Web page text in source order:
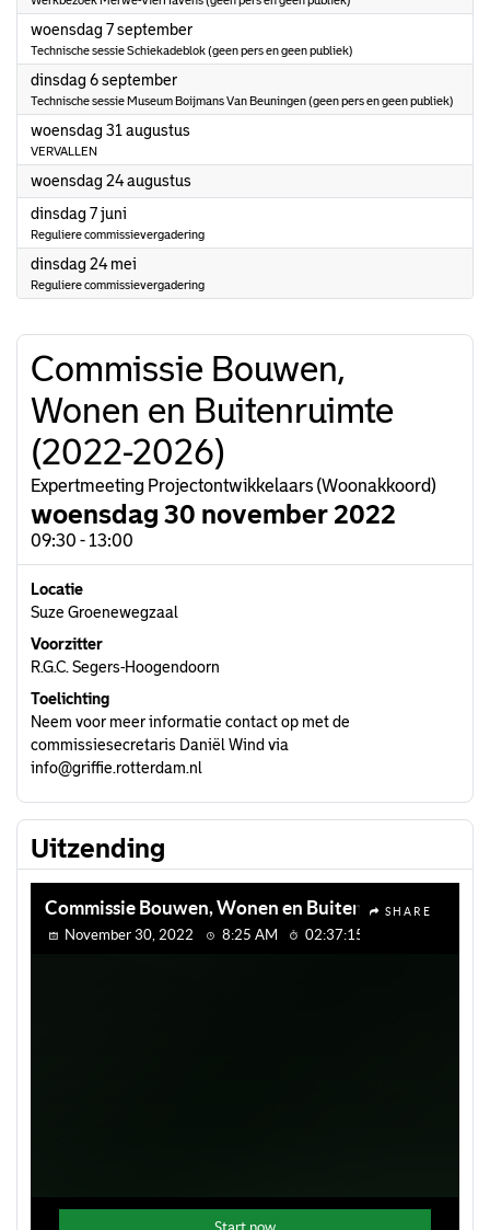
woensdag 7 september2022
Technische sessie Schiekadeblok (geen pers en geen publiek)
dinsdag 6 september2022
Technische sessie Museum Boijmans Van Beuningen (geen pers en geen publiek)
woensdag 31 augustus
VERVALLEN
woensdag 24 augustus
dinsdag 7 juni
Reguliere commissievergadering
dinsdag 24 mei
Reguliere commissievergadering
Commissie Bouwen,
Wonen en Buitenruimte
(2022-2026)
Expertmeeting Projectontwikkelaars (Woonakkoord)
woensdag 30 november 2022
09:30 - 13:00
Locatie
Suze Groenewegzaal
Voorzitter
R.G.C. Segers-Hoogendoorn
Toelichting
Neem voor meer informatie contact op met de
commissiesecretaris Daniël Wind via
info@griffie.rotterdam.nl
Uitzending